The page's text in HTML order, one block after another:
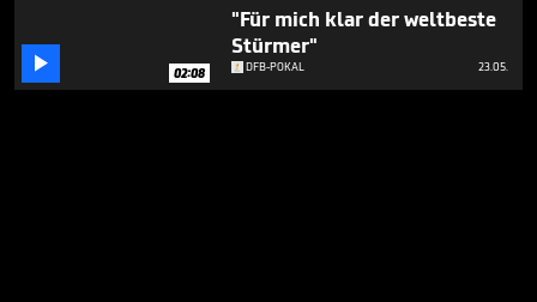
 02:08
"Für mich klar der weltbeste
Stürmer"
DFB-POKAL 23.05.